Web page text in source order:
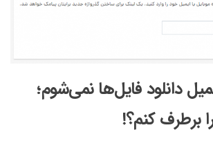
دانلود فایل‌ها نمی‌شوم؛
برطرف کنم؟!